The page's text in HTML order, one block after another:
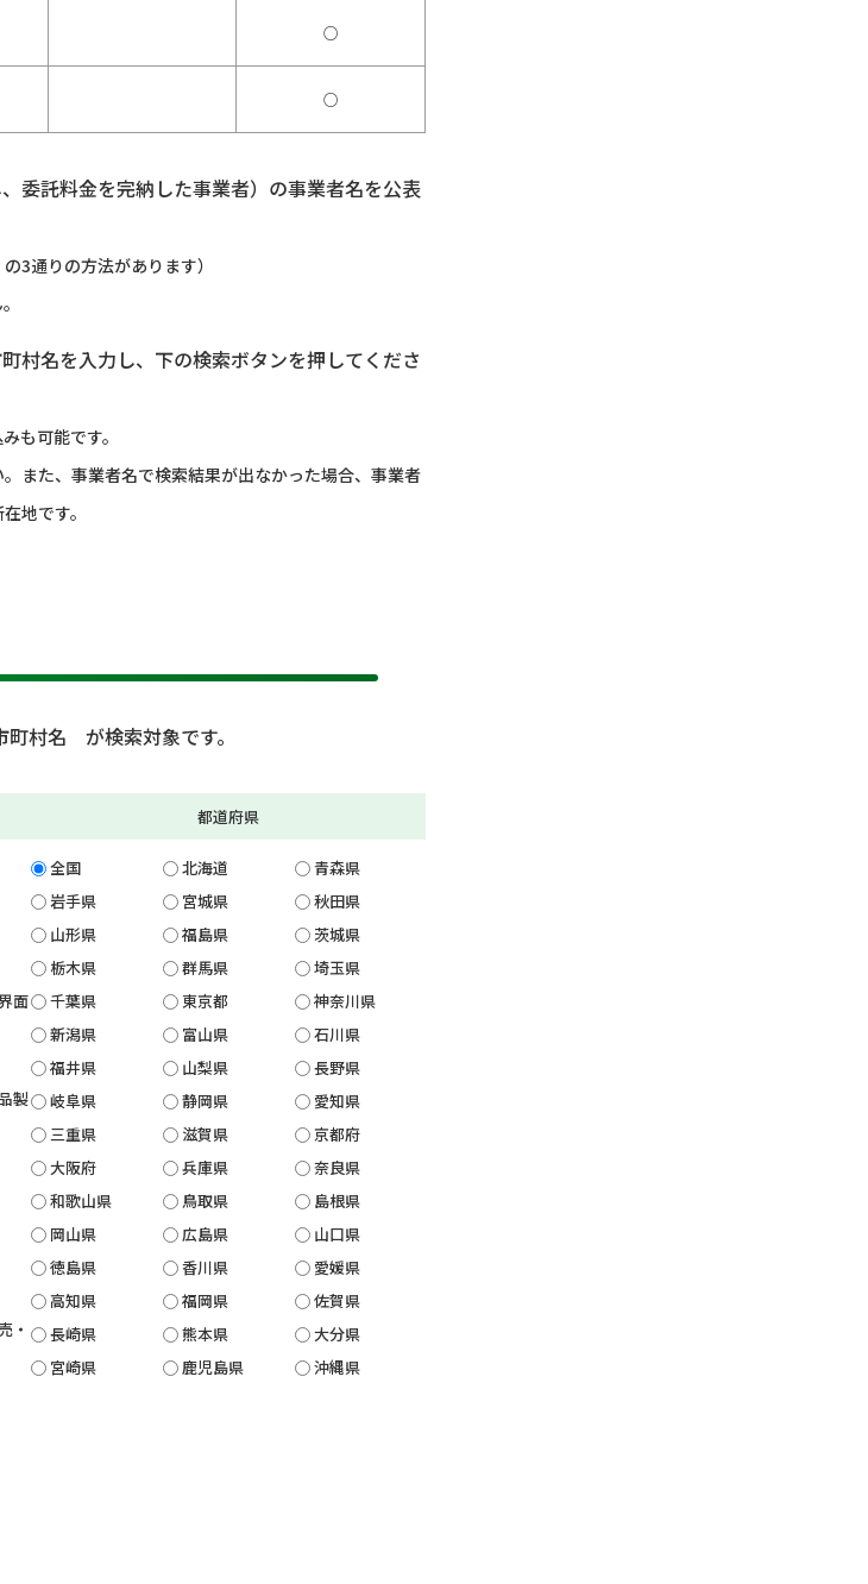
○
○
委託料金を完納した事業者）の事業者名を公表
3通りの方法があります）
村名を入力し、下の検索ボタンを押してくださ
も可能です。
また、事業者名で検索結果が出なかった場合、事業者
地です。
村名 が検索対象です。
面
製
・
都道府県
全国 北海道
青森県
岩手県
宮城県
秋田県
山形県
福島県
茨城県
栃木県
群馬県
埼玉県
千葉県
東京都
神奈川県
新潟県
富山県
石川県
福井県
山梨県
長野県
岐阜県
静岡県
愛知県
三重県
滋賀県
京都府
大阪府
兵庫県
奈良県
和歌山県
鳥取県
島根県
岡山県
広島県
山口県
徳島県
香川県
愛媛県
高知県
福岡県
佐賀県
長崎県
熊本県
大分県
宮崎県
鹿児島県 沖縄県